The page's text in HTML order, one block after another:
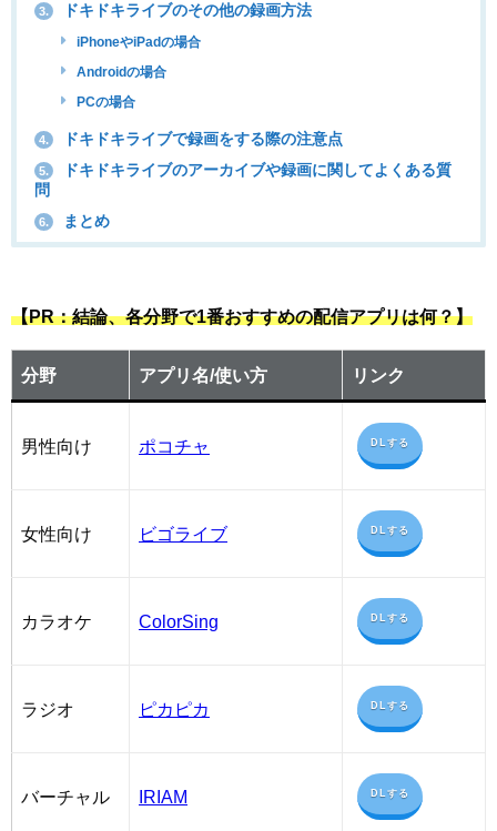
3. ドキドキライブのその他の録画方法
iPhoneやiPadの場合
Androidの場合
PCの場合
4. ドキドキライブで録画をする際の注意点
5.
ドキドキライブのアーカイブや録画に関してよくある質
問
6. まとめ
【PR：結論、各分野で1番おすすめの配信アプリは何？】
分野 アプリ名/使い方 リンク
男性向け ポコチャ DLする
女性向け ビゴライブ DLする
カラオケ ColorSing DLする
ラジオ ピカピカ DLする
バーチャル IRIAM DLする